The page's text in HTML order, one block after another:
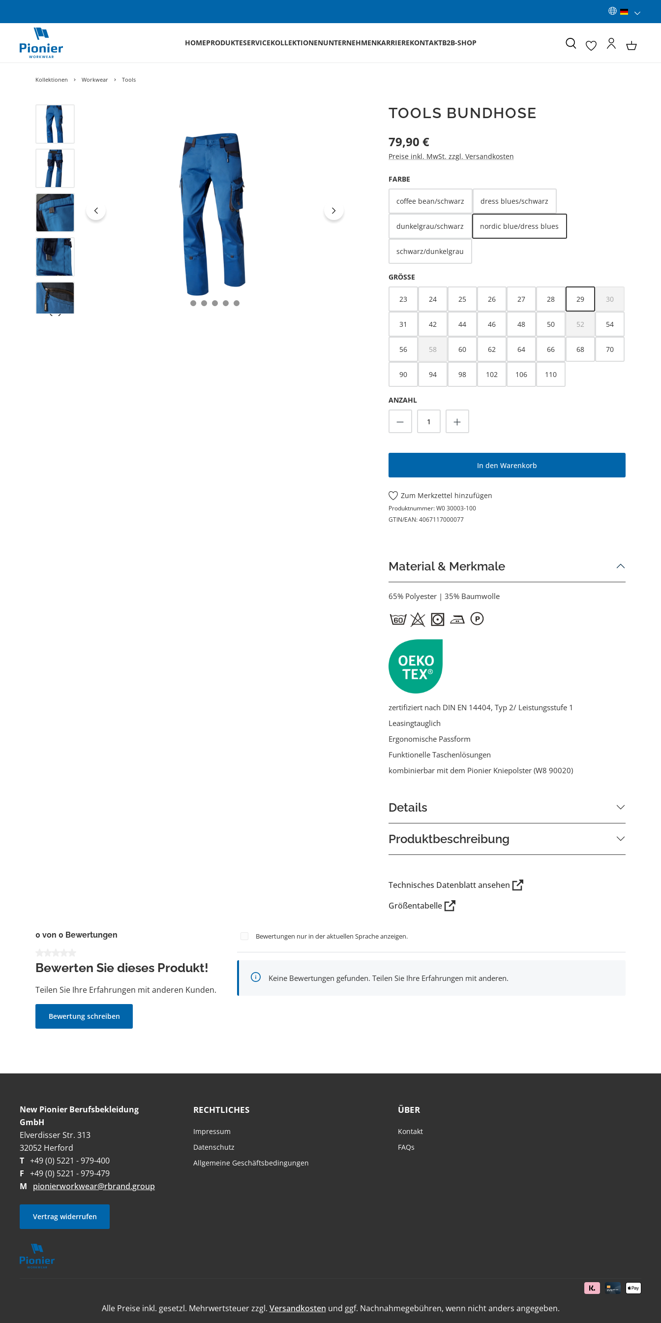
HOMEPRODUKTESERVICEKOLLEKTIONENUNTERNEHMENKARRIEREKONTAKTB2B-SHOP
Kollektionen Workwear Tools
Bildergalerie überspringen TOOLS BUNDHOSE
Regulärer Preis:
79,90 €
Preise inkl. MwSt. zzgl. Versandkosten
FARBEAUSWÄHLEN
coffee bean/schwarz dress blues/schwarz
dunkelgrau/schwarz nordic blue/dress blues
schwarz/dunkelgrau
GRÖSSE AUSWÄHLEN
23 24 25 26 27 28 29 30
(Diese Option ist
31 42 44 46 48 50 52
(Diese Option ist zurzeit
54
56 58
(Diese Option ist zurzeit nicht verfügbar.)
60 62 64 66 68 70
90 94 98 102 106 110
ANZAHL
Produkt Anzahl: Gib den gewünschten Wert ein
In den Warenkorb
Zum Merkzettel hinzufügen
Produktnummer:W0 30003-100
GTIN/EAN:4067117000077
Material & Merkmale
65% Polyester | 35% Baumwolle
zertifiziert nach DIN EN 14404, Typ 2/ Leistungsstufe 1
Leasingtauglich
Ergonomische Passform
Funktionelle Taschenlösungen
kombinierbar mit dem Pionier Kniepolster (W8 90020)
Details
Produktbeschreibung
Technisches Datenblatt ansehen
Größentabelle
0 von 0 Bewertungen
Bewerten Sie dieses Produkt!
Teilen Sie Ihre Erfahrungen mit anderen Kunden.
Bewertung schreiben
Bewertungen nur in der aktuellen Sprache anzeigen.
Keine Bewertungen gefunden. Teilen Sie Ihre Erfahrungen mit anderen.
New Pionier Berufsbekleidung
GmbH
Elverdisser Str. 313
32052 Herford
T +49 (0) 5221 - 979-400
F +49 (0) 5221 - 979-479
M
pionierworkwear@rbrand.group
Vertrag widerrufen
RECHTLICHES
Impressum
Datenschutz
Allgemeine Geschäftsbedingungen
ÜBER
Kontakt
FAQs
Alle Preise inkl. gesetzl. Mehrwertsteuer zzgl. Versandkosten und ggf. Nachnahmegebühren, wenn nicht anders angegeben.